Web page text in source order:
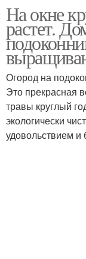
На окне
растет.
Огород на
Это прекрасная
травы круглый
экологически
удовольствием и